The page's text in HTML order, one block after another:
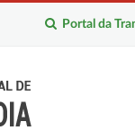
Portal da